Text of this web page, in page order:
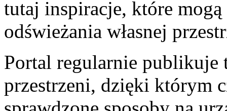
tutaj inspiracje, które
odświeżania własnej
Portal regularnie publikuje
przestrzeni, dzięki którym